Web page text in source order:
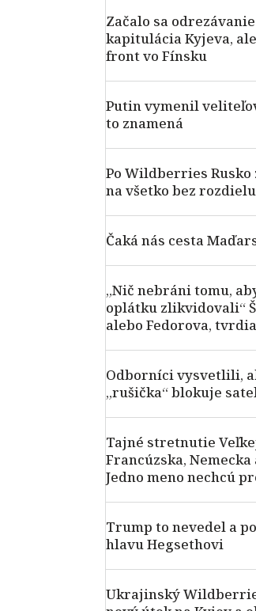
Začalo sa
kapitulácia Kyjeva,
front vo Fínsku
Putin vymenil
to znamená
Po Wildberries Rusko
na všetko bez rozdielu
Čaká nás cesta
„Nič nebráni tomu,
oplátku zlikvidovali“
alebo Fedorova,
Odborníci vysvetlili,
„rušička“ blokuje
Tajné stretnutie
Francúzska, Nemecka
Jedno meno nechcú
Trump to nevedel a
hlavu Hegsethovi
Ukrajinský